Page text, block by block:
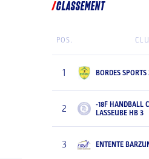
CLASSEMENT
POS.
1 BORDES SPORTS
2
-18F HANDBALL
LASSEUBE HB 3
3 ENTENTE